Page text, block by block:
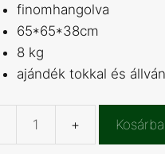
finomhangolva
65*65*38cm
8 kg
ajándék tokkal és